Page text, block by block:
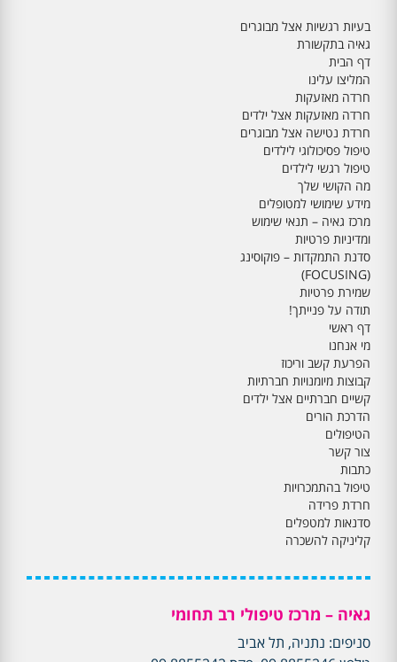
בעיות רגשיות אצל מבוגרים
גאיה בתקשורת
דף הבית
המליצו עלינו
חרדה מאזעקות
חרדה מאזעקות אצל ילדים
חרדת נטישה אצל מבוגרים
טיפול פסיכולוגי לילדים
טיפול רגשי לילדים
מה הקושי שלך
מידע שימושי למטופלים
מרכז גאיה – תנאי שימוש
ומדיניות פרטיות
סדנת התמקדות – פוקוסינג
(FOCUSING)
שמירת פרטיות
תודה על פנייתך!
דף ראשי
מי אנחנו
הפרעת קשב וריכוז
קבוצות מיומנויות חברתיות
קשיים חברתיים אצל ילדים
הדרכת הורים
הטיפולים
צור קשר
כתבות
טיפול בהתמכרויות
חרדת פרידה
סדנאות למטפלים
קליניקה להשכרה
גאיה – מרכז טיפולי רב תחומי
סניפים: נתניה, תל אביב